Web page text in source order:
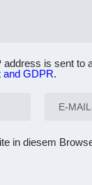
is sent
and GDPR.
in diesem